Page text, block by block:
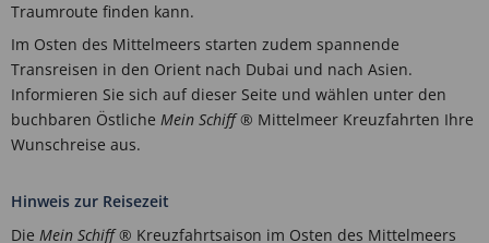
Traumroute finden kann.
Im Osten des Mittelmeers starten zudem spannende
Transreisen in den Orient nach Dubai und nach Asien.
Informieren Sie sich auf dieser Seite und wählen unter den
buchbaren Östliche Mein Schiff® Mittelmeer Kreuzfahrten Ihre
Wunschreise aus.
Hinweis zur Reisezeit
Die Mein Schiff® Kreuzfahrtsaison im Osten des Mittelmeers